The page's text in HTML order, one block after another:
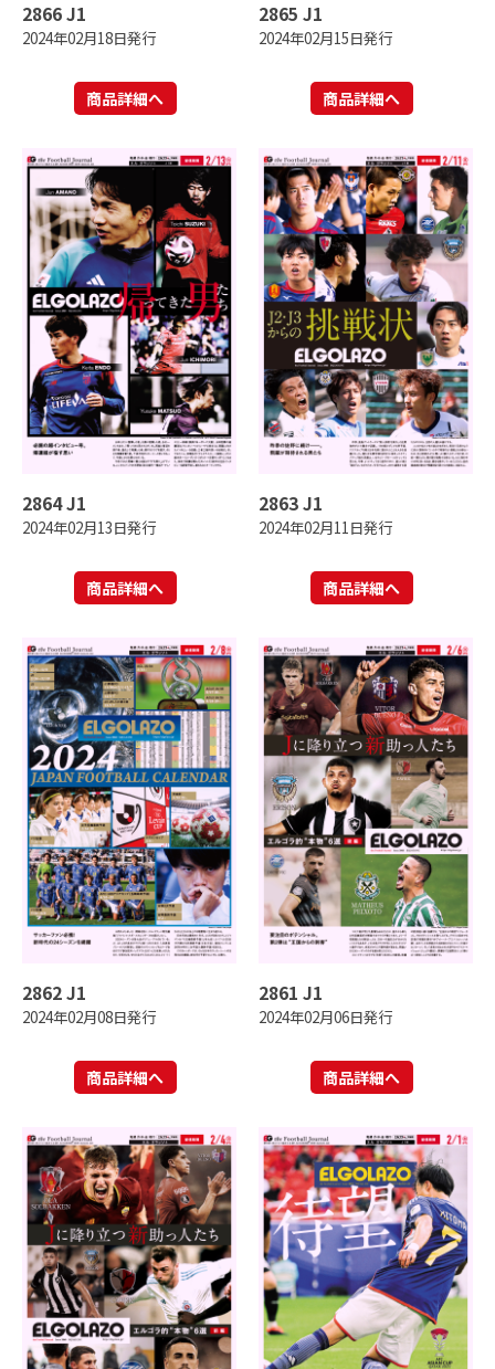
2866 J1
2024年02月18日発行
商品詳細へ
2865 J1
2024年02月15日発行
商品詳細へ
2864 J1
2024年02月13日発行
商品詳細へ
2863 J1
2024年02月11日発行
商品詳細へ
2862 J1
2024年02月08日発行
商品詳細へ
2861 J1
2024年02月06日発行
商品詳細へ